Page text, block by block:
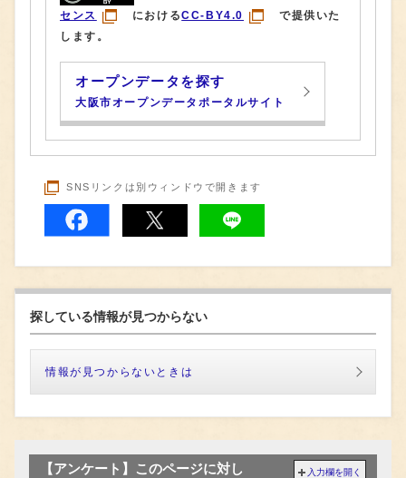
センス
におけるCC-BY4.0
で提供いた
します。
オープンデータを探す
大阪市オープンデータポータルサイト
SNSリンクは別ウィンドウで開きます
探している情報が見つからない
情報が見つからないときは
【アンケート】このページに対し
入力欄を開く